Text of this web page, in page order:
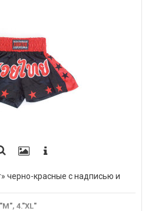
черно-красные с надписью и
4."XL"